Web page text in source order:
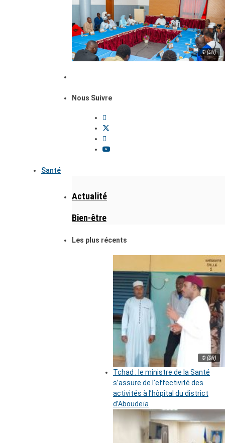
© (DR)
Nous Suivre
Santé
Actualité
Bien-être
Les plus récents
© (DR)
Tchad : le ministre de la Santé
s’assure de l’effectivité des
activités à l’hôpital du district
d’Aboudeïa